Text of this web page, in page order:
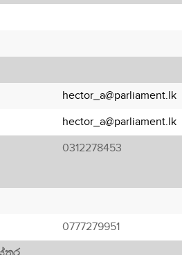
hector_a@parliament.lk
hector_a@parliament.lk
0312278453
0777279951